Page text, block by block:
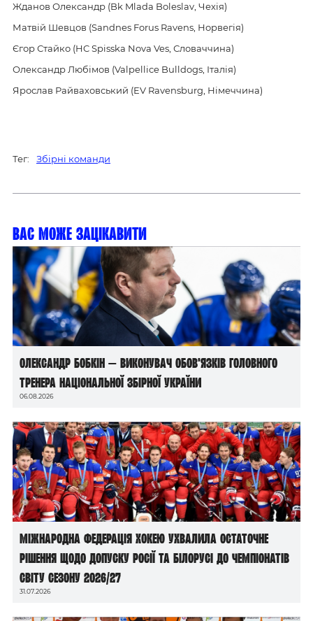
Жданов Олександр (Bk Mlada Boleslav, Чехія)
Матвій Шевцов (Sandnes Forus Ravens, Норвегія)
Єгор Стайко (HC Spisska Nova Ves, Словаччина)
Олександр Любімов (Valpellice Bulldogs, Італія)
Ярослав Райваховський (EV Ravensburg, Німеччина)
Тег: Збірні команди
Вас може зацікавити
Олександр Бобкін — виконувач обов’язків головного
тренера національної збірної України
06.08.2026
Міжнародна федерація хокею ухвалила остаточне
рішення щодо допуску росії та білорусі до чемпіонатів
світу сезону 2026/27
31.07.2026